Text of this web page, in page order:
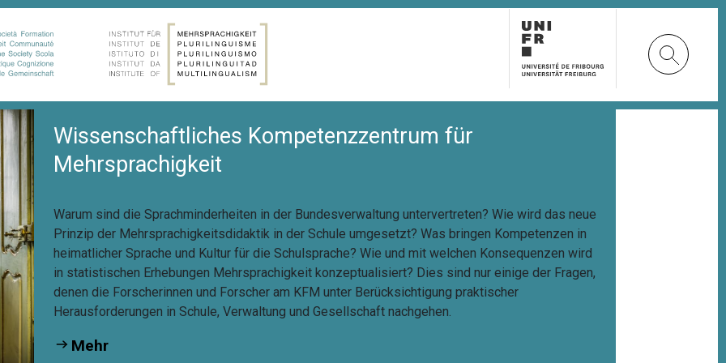
Wissenschaftliches Kompetenzzentrum für
Mehrsprachigkeit
Warum sind die Sprachminderheiten in der Bundesverwaltung untervertreten? Wie wird das neue
Prinzip der Mehrsprachigkeitsdidaktik in der Schule umgesetzt? Was bringen Kompetenzen in
heimatlicher Sprache und Kultur für die Schulsprache? Wie und mit welchen Konsequenzen wird
in statistischen Erhebungen Mehrsprachigkeit konzeptualisiert? Dies sind nur einige der Fragen,
denen die Forscherinnen und Forscher am KFM unter Berücksichtigung praktischer
Herausforderungen in Schule, Verwaltung und Gesellschaft nachgehen.
Mehr